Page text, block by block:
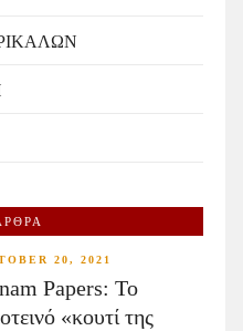
20, 2021
Papers: Το
«κουτί της